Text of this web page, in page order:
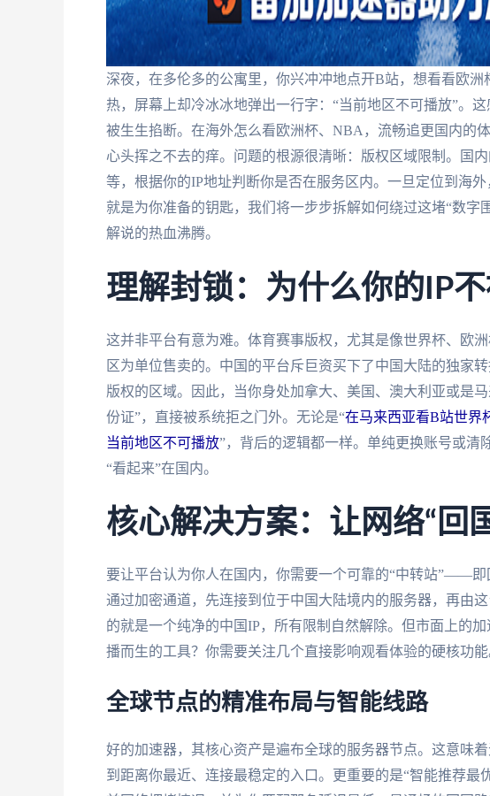
深夜，在多伦多的公寓里，你兴冲冲地点开B站，想看看欧
热，屏幕上却冷冰冰地弹出一行字：“当前地区不可播放”。
被生生掐断。在海外怎么看欧洲杯、NBA，流畅追更国内的
心头挥之不去的痒。问题的根源很清晰：版权区域限制。国
等，根据你的IP地址判断你是否在服务区内。一旦定位到海
就是为你准备的钥匙，我们将一步步拆解如何绕过这堵“数字
解说的热血沸腾。
理解封锁：为什么你的IP
这并非平台有意为难。体育赛事版权，尤其是像世界杯、欧
区为单位售卖的。中国的平台斥巨资买下了中国大陆的独家
版权的区域。因此，当你身处加拿大、美国、澳大利亚或是
份证”，直接被系统拒之门外。无论是“在马来西亚看B站世界
当前地区不可播放”，背后的逻辑都一样。单纯更换账号或清
“看起来”在国内。
核心解决方案：让网络“回
要让平台认为你人在国内，你需要一个可靠的“中转站”——
通过加密通道，先连接到位于中国大陆境内的服务器，再由
的就是一个纯净的中国IP，所有限制自然解除。但市面上的
播而生的工具？你需要关注几个直接影响观看体验的硬核功能
全球节点的精准布局与智能线路
好的加速器，其核心资产是遍布全球的服务器节点。这意味
到距离你最近、连接最稳定的入口。更重要的是“智能推荐最